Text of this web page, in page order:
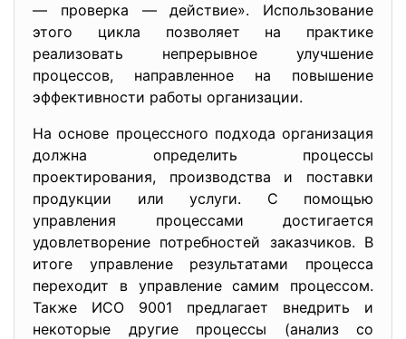
— проверка — действие». Использование
этого цикла позволяет на практике
реализовать непрерывное улучшение
процессов, направленное на повышение
эффективности работы организации.
На основе процессного подхода организация
должна определить процессы
проектирования, производства и поставки
продукции или услуги. С помощью
управления процессами достигается
удовлетворение потребностей заказчиков. В
итоге управление результатами процесса
переходит в управление самим процессом.
Также ИСО 9001 предлагает внедрить и
некоторые другие процессы (анализ со